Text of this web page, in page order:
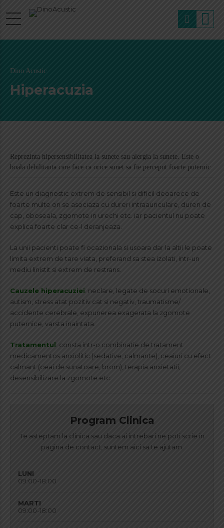
Dino Acustic
Hiperacuzia
Reprezinta hipersensibilitatea la sunete sau alergia la sunete. Este o
boala debilitanta care face ca orice sunet sa fie perceput foarte puternic.
Este un diagnostic extrem de sensibil si dificil deoarece de
foarte multe ori se asociaza cu dureri intraauriculare, dureri de
cap, oboseala, zgomote in urechi etc. iar pacientul nu poate
explica foarte clar ce-l deranjeaza.
La unii pacienti poate fi ocazionala si usoara dar la altii le poate
limita extrem de tare viata, preferand sa stea izolati, intr-un
mediu linistit si extrem de restrans.
Cauzele hiperacuziei: neclare, legate de socuri emotionale,
autism, stress atat pozitiv cat si negativ, traumatisme/
accidente cerebrale, expunerea exagerata la zgomote
puternice, varsta inaintata.
Tratamentul: consta intr-o combinatie de tratament
medicamentos anxiolitic (sedative, calmante), ceaiuri cu efect
calmant (ceai de sunatoare, brom), terapia anxietatii,
desensibilizare la zgomote etc.
Program Clinica
Te asteptam la clinica sau daca ai intrebari ne poti scrie in
pagina de contact, suntem aici sa te ajutam.
LUNI
09:00-18:00
MARTI
09:00-18:00